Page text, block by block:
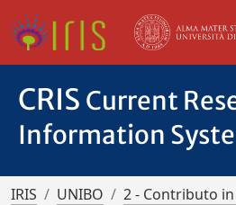
CRIS Current
Information
IRIS UNIBO
2 - Contributo